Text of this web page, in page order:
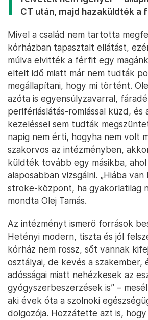
CT után, majd hazaküldték a
Mivel a család nem tartotta
kórházban tapasztalt ellátást,
múlva elvitték a férfit egy
eltelt idő miatt már nem tudták
megállapítani, hogy mi történt.
azóta is egyensúlyzavarral,
perifériáslátás-romlással küzd,
kezeléssel sem tudták
napig nem érti, hogyha nem volt
szakorvos az intézményben,
küldték tovább egy másikba,
alaposabban vizsgálni. „Hiába
stroke-központ, ha gyakorlatilag
mondta Olej Tamás.
Az intézményt ismerő források
Hetényi modern, tiszta és jól
kórház nem rossz, sőt vannak
osztályai, de kevés a szakember,
adósságai miatt nehézkesek az
gyógyszerbeszerzések is” –
aki évek óta a szolnoki
dolgozója. Hozzátette azt is,